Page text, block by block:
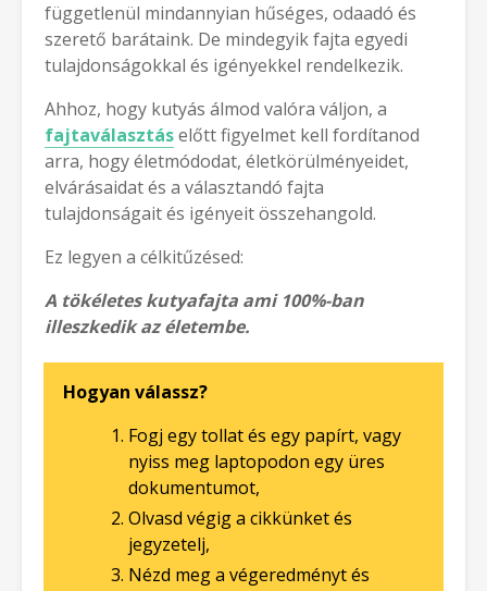
függetlenül mindannyian hűséges, odaadó és
szerető barátaink. De mindegyik fajta egyedi
tulajdonságokkal és igényekkel rendelkezik.
Ahhoz, hogy kutyás álmod valóra váljon, a
fajtaválasztáselőtt figyelmet kell fordítanod
arra, hogy életmódodat, életkörülményeidet,
elvárásaidat és a választandó fajta
tulajdonságait és igényeit összehangold.
Ez legyen a célkitűzésed:
A tökéletes kutyafajta ami 100%-ban
illeszkedik az életembe.
Hogyan válassz?
Fogj egy tollat és egy papírt, vagy
nyiss meg laptopodon egy üres
dokumentumot,
Olvasd végig a cikkünket és
jegyzetelj,
Nézd meg a végeredményt és